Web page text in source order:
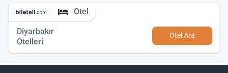
Otel
Diyarbakır
Otelleri
Otel Ara